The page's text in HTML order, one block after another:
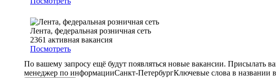
Лента, федеральная розничная сеть
2361 активная вакансия
Посмотреть
По вашему запросу ещё будут появляться новые вакансии. Присылать
менеджер по информацииСанкт-ПетербургКлючевые слова в названии